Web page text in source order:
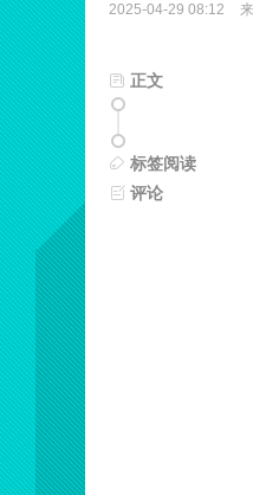
2025-04-29 08:12
正文
标签阅读
评论